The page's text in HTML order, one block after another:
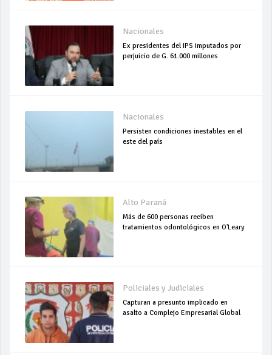
Nacionales
Ex presidentes del IPS imputados por
perjuicio de G. 61.000 millones
Nacionales
Persisten condiciones inestables en el
este del país
Alto Paraná
Más de 600 personas reciben
tratamientos odontológicos en O'Leary
Policiales y Judiciales
Capturan a presunto implicado en
asalto a Complejo Empresarial Global